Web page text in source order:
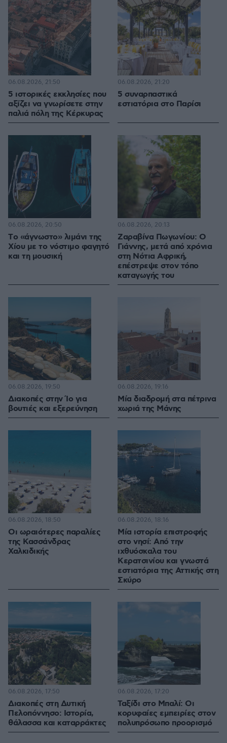
5 ιστορικές εκκλησίες που
αξίζει να γνωρίσετε στην
παλιά πόλη της Κέρκυρας
06.08.2026, 21:50
5 συναρπαστικά
εστιατόρια στο Παρίσι
06.08.2026, 21:20
Tο «άγνωστο» λιμάνι της
Χίου με το νόστιμο φαγητό
και τη μουσική
06.08.2026, 20:50
Ζαραβίνα Πωγωνίου: Ο
Γιάννης, μετά από χρόνια
στη Νότια Αφρική,
επέστρεψε στον τόπο
καταγωγής του
06.08.2026, 20:13
Διακοπές στην Ίο για
βουτιές και εξερεύνηση
06.08.2026, 19:50
Μία διαδρομή στα πέτρινα
χωριά της Μάνης
06.08.2026, 19:16
Οι ωραιότερες παραλίες
της Κασσάνδρας
Χαλκιδικής
06.08.2026, 18:50
Μία ιστορία επιστροφής
στο νησί: Από την
ιχθυόσκαλα του
Κερατσινίου και γνωστά
εστιατόρια της Αττικής στη
Σκύρο
06.08.2026, 18:16
Διακοπές στη Δυτική
Πελοπόννησο: Ιστορία,
θάλασσα και καταρράκτες
06.08.2026, 17:50
Ταξίδι στο Μπαλί: Οι
κορυφαίες εμπειρίες στον
πολυπρόσωπο προορισμό
06.08.2026, 17:20